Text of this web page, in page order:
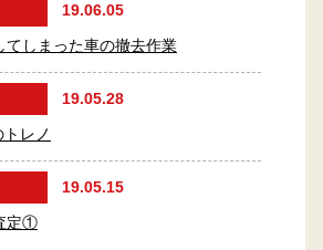
19.06.05
てしまった車の撤去作業
19.05.28
レノ
19.05.15
定①